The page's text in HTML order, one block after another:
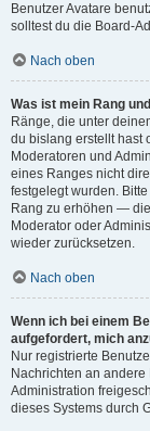
Benutzer Avatare
solltest du die Board-
Nach oben
Was ist mein Rang
Ränge, die unter
du bislang erstellt hast
Moderatoren und
eines Ranges nicht
festgelegt wurden.
Rang zu erhöhen —
Moderator oder
wieder zurücksetzen.
Nach oben
Wenn ich bei einem
aufgefordert, mich
Nur registrierte
Nachrichten an
Administration
dieses Systems durch